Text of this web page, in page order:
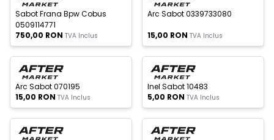
Sabot Frana Bpw Cobus
0509114771
750,00 RON TVA Inclus
Arc Sabot 0339733080
15,00 RON TVA Inclus
Epuizat
Arc Sabot 070195
15,00 RON TVA Inclus
Stoc Epuizat
Inel Sabot 10483
5,00 RON TVA Inclus
Epuizat